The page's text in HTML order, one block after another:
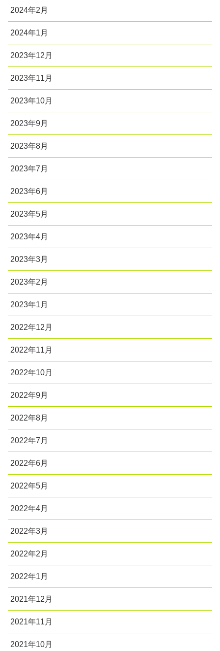
2024年2月
2024年1月
2023年12月
2023年11月
2023年10月
2023年9月
2023年8月
2023年7月
2023年6月
2023年5月
2023年4月
2023年3月
2023年2月
2023年1月
2022年12月
2022年11月
2022年10月
2022年9月
2022年8月
2022年7月
2022年6月
2022年5月
2022年4月
2022年3月
2022年2月
2022年1月
2021年12月
2021年11月
2021年10月